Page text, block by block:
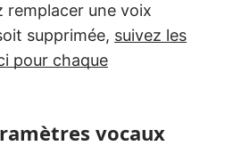
remplacer une voix
supprimée, suivez les
pour chaque
vocaux